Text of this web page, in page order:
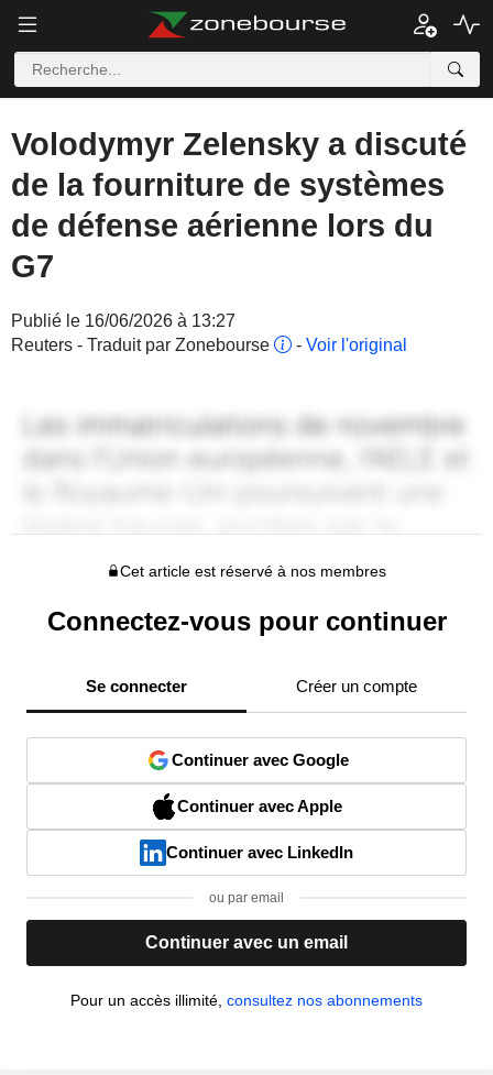
Volodymyr Zelensky a discuté
de la fourniture de systèmes
de défense aérienne lors du
G7
Publié le 16/06/2026 à 13:27
Reuters - Traduit par Zonebourse
- Voir l'original
Cet article est réservé à nos membres
Connectez-vous pour continuer
Se connecter Créer un compte
Continuer avec Google
Continuer avec Apple
Continuer avec LinkedIn
ou par email
Continuer avec un email
Pour un accès illimité, consultez nos abonnements